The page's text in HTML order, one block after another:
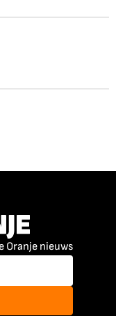
Oranje nieuws